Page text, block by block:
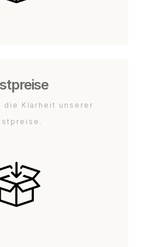
die Klarheit unserer